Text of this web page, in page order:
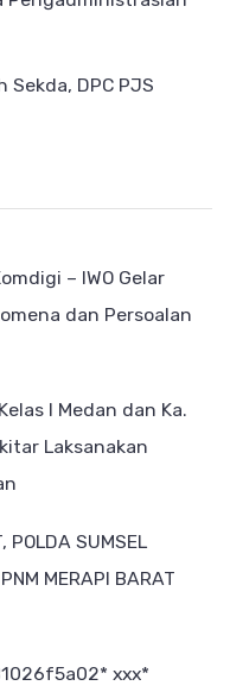
DPC PJS
– IWO Gelar
dan Persoalan
I Medan dan Ka.
Laksanakan
POLDA SUMSEL
MERAPI BARAT
ххх*